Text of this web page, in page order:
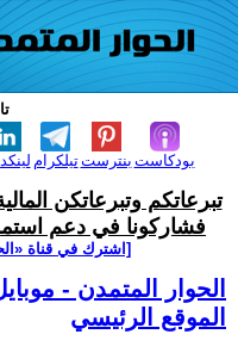
تيلكرامبنترست بودكاست
تبرعاتكم وتبرعاتكن
فشاركونا في دعم
[اشترك في قناة
الحوار المتمدن -
الموقع الرئيسي